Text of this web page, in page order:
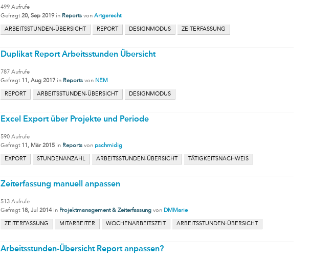
499 Aufrufe
Gefragt 20, Sep 2019 in Reports von Artgerecht
ARBEITSSTUNDEN-ÜBERSICHT REPORT DESIGNMODUS ZEITERFASSUNG
Duplikat Report Arbeitsstunden Übersicht
787 Aufrufe
Gefragt 11, Aug 2017 in Reports von NEM
REPORT ARBEITSSTUNDEN-ÜBERSICHT DESIGNMODUS
Excel Export über Projekte und Periode
590 Aufrufe
Gefragt 11, Mär 2015 in Reports von pschmidig
EXPORT STUNDENANZAHL ARBEITSSTUNDEN-ÜBERSICHT TÄTIGKEITSNACHWEIS
Zeiterfassung manuell anpassen
513 Aufrufe
Gefragt 18, Jul 2014 in Projektmanagement & Zeiterfassung von DMMarie
ZEITERFASSUNG MITARBEITER WOCHENARBEITSZEIT ARBEITSSTUNDEN-ÜBERSICHT
Arbeitsstunden-Übersicht Report anpassen?